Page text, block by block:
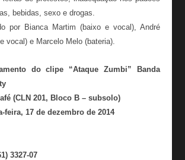
bebidas, sexo e drogas.
por Bianca Martim (baixo e vocal), André
vocal) e Marcelo Melo (bateria).
do clipe “Ataque Zumbi” Banda
(CLN 201, Bloco B – subsolo)
feira, 17 de dezembro de 2014
3327-07